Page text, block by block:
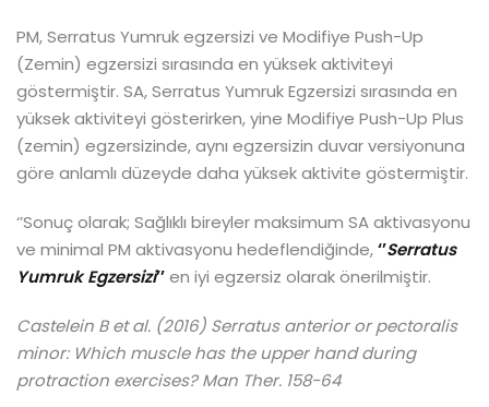
PM, Serratus Yumruk egzersizi ve Modifiye Push-Up
(Zemin) egzersizi sırasında en yüksek aktiviteyi
göstermiştir. SA, Serratus Yumruk Egzersizi sırasında en
yüksek aktiviteyi gösterirken, yine Modifiye Push-Up Plus
(zemin) egzersizinde, aynı egzersizin duvar versiyonuna
göre anlamlı düzeyde daha yüksek aktivite göstermiştir.
‘’Sonuç olarak; Sağlıklı bireyler maksimum SA aktivasyonu
ve minimal PM aktivasyonu hedeflendiğinde,‘’Serratus
Yumruk Egzersizi’’en iyi egzersiz olarak önerilmiştir.
Castelein B et al. (2016) Serratus anterior or pectoralis
minor: Which muscle has the upper hand during
protraction exercises? Man Ther. 158-64